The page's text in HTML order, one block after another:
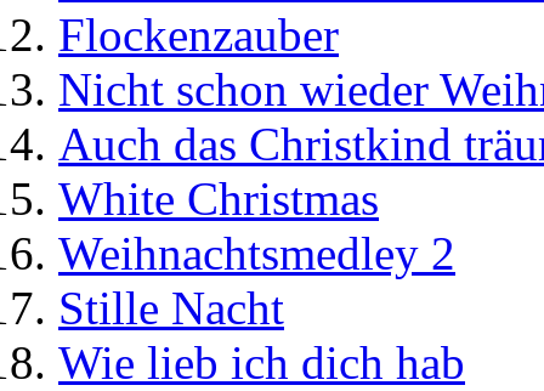
Flockenzauber
Nicht schon wieder
Auch das Christkind
White Christmas
Weihnachtsmedley 2
Stille Nacht
Wie lieb ich dich hab